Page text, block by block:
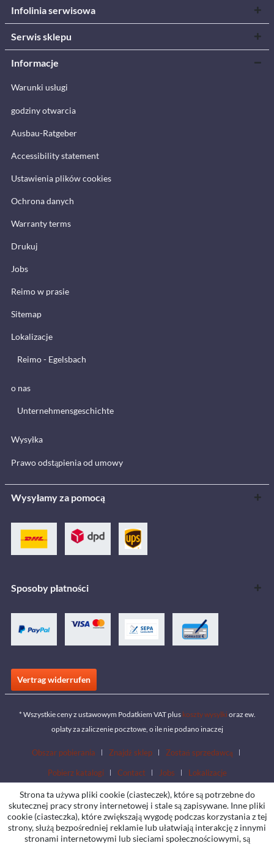
Infolinia serwisowa
Serwis sklepu
Informacje
Warunki usługi
godziny otwarcia
Ausbau-Ratgeber
Accessibility statement
Ustawienia plików cookies
Ochrona danych
Warranty terms
Drukuj
Jobs
Reimo w prasie
Sitemap
Lokalizacje
Reimo - Egelsbach
o nas
Unternehmensgeschichte
Wysyłka
Prawo odstąpienia od umowy
Wysyłamy za pomocą
Sposoby płatności
Vertrag widerrufen
* Wszystkie ceny z ustawowym Podatkiem VAT plus koszty wysyłki oraz ew.
opłaty za zaliczenie pocztowe, o ile nie podano inaczej
Obszar pobierania Znajdź sklep Zostań sprzedawcą
Pobierz katalogi Contact Jobs Lokalizacje
Strona ta używa pliki cookie (ciasteczek), które są potrzebne do
skutecznej pracy strony internetowej i stale są zapisywane. Inne pliki
cookie (ciasteczka), które zwiększają wygodę podczas korzystania z tej
strony, służą bezpośredniej reklamie lub ułatwiają interakcję z innymi
stronami internetowymi lub sieciami społecznościowymi, są